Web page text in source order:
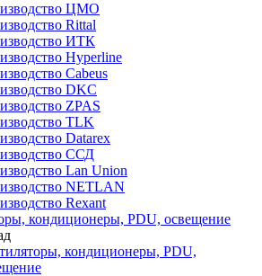
ЦМО
Rittal
ИТК
Hyperline
Cabeus
DKC
ZPAS
TLK
Datarex
ССД
Lan Union
NETLAN
Rexant
кондиционеры, PDU, освещение
кондиционеры, PDU,